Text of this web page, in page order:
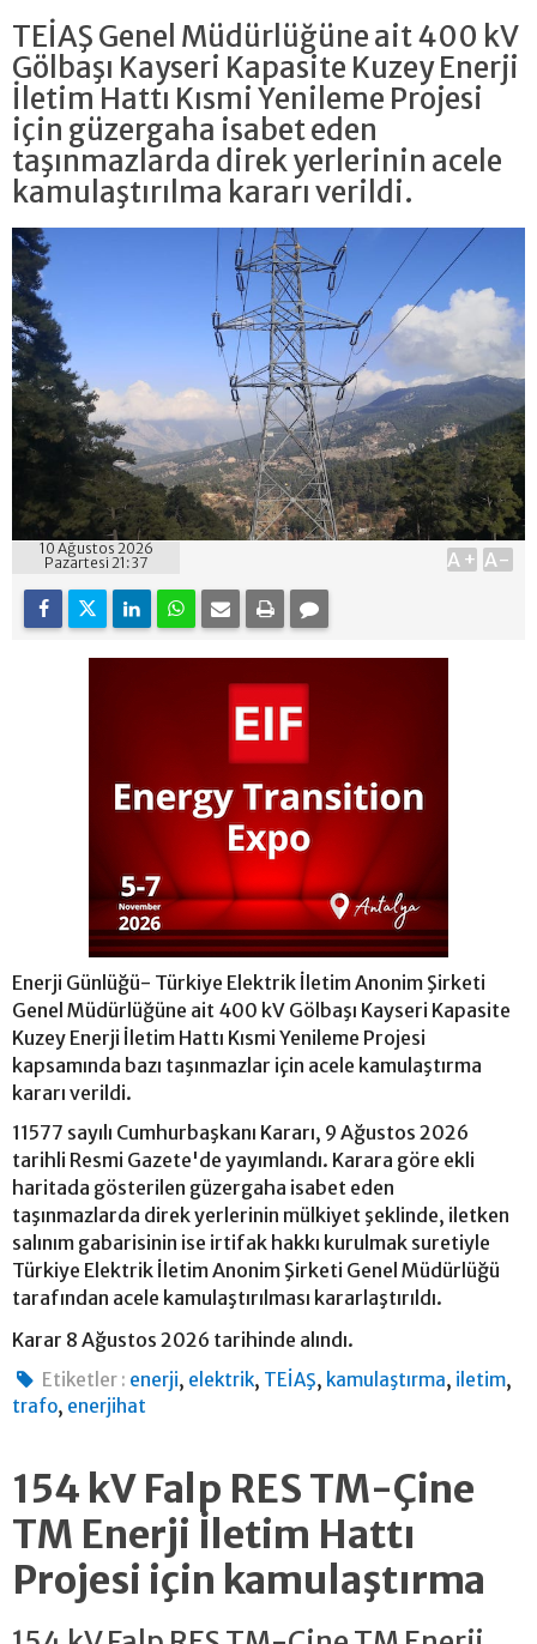
TEİAŞ Genel Müdürlüğüne ait 400 kV
Gölbaşı Kayseri Kapasite Kuzey Enerji
İletim Hattı Kısmi Yenileme Projesi
için güzergaha isabet eden
taşınmazlarda direk yerlerinin acele
kamulaştırılma kararı verildi.
10 Ağustos 2026
Pazartesi 21:37
A+ A-
Enerji Günlüğü- Türkiye Elektrik İletim Anonim Şirketi
Genel Müdürlüğüne ait 400 kV Gölbaşı Kayseri Kapasite
Kuzey Enerji İletim Hattı Kısmi Yenileme Projesi
kapsamında bazı taşınmazlar için acele kamulaştırma
kararı verildi.
11577 sayılı Cumhurbaşkanı Kararı, 9 Ağustos 2026
tarihli Resmi Gazete'de yayımlandı. Karara göre ekli
haritada gösterilen güzergaha isabet eden
taşınmazlarda direk yerlerinin mülkiyet şeklinde, iletken
salınım gabarisinin ise irtifak hakkı kurulmak suretiyle
Türkiye Elektrik İletim Anonim Şirketi Genel Müdürlüğü
tarafından acele kamulaştırılması kararlaştırıldı.
Karar 8 Ağustos 2026 tarihinde alındı.
Etiketler : enerji, elektrik, TEİAŞ, kamulaştırma, iletim,
trafo, enerjihat
154 kV Falp RES TM-Çine
TM Enerji İletim Hattı
Projesi için kamulaştırma